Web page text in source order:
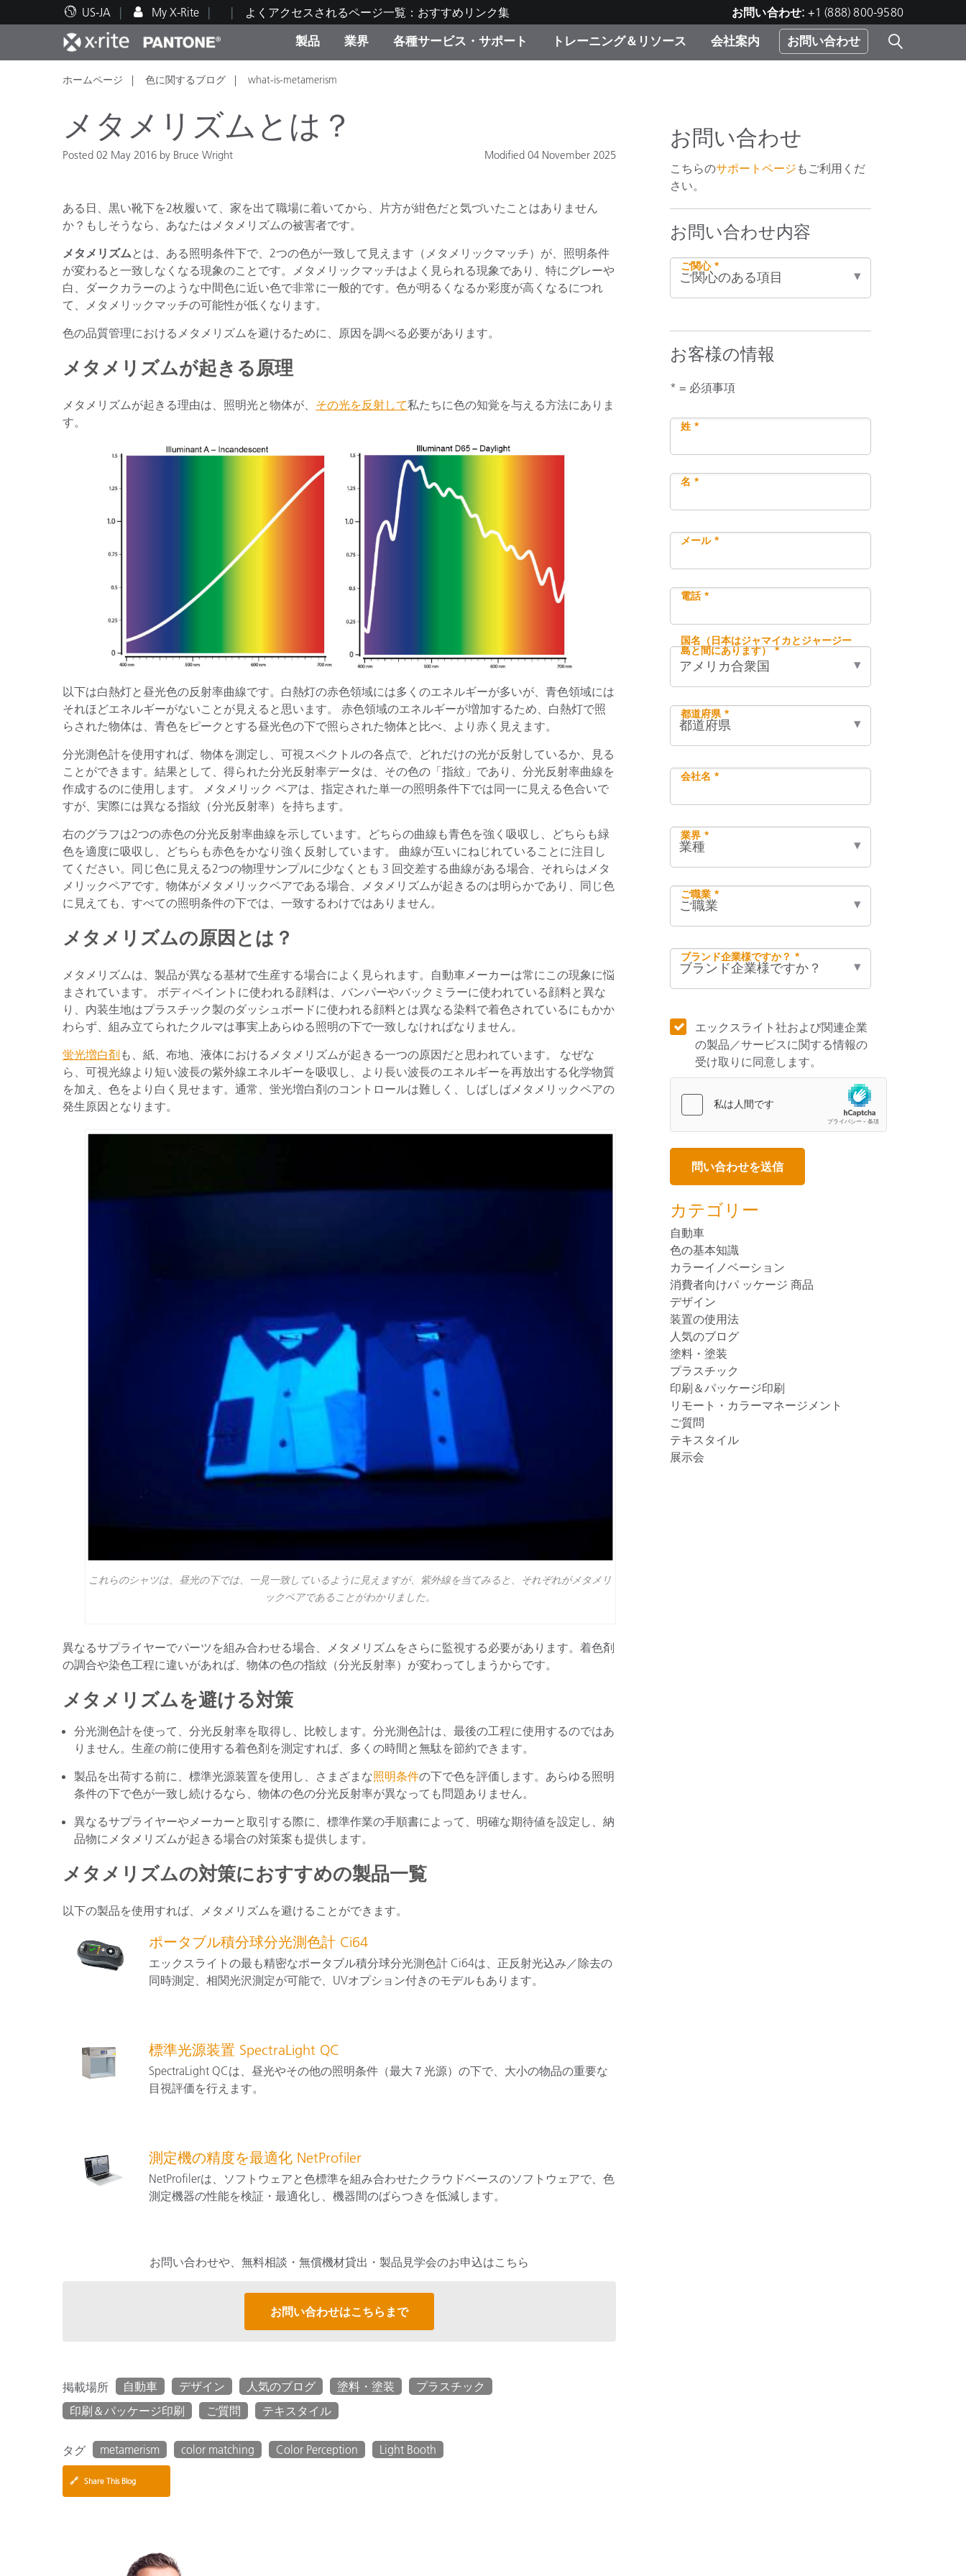
US-JA My X-Rite よくアクセスされるページ一覧：おすすめリンク集 お問い合わせ: +1 (888) 800-9580
製品
人気製品ランキング カテゴリ別
業界
印刷＆パッケージ印刷
自動車
プラスチック
塗料・塗装
テキスタイル
化粧品メーカー
食品の測色
ライフサイエンス
耐久消費財
各種サービス・サポート
テクニカルサポート 修理の流れ・サービス一覧
トレーニング＆リソース
教育関連資料 トレーニング
その他のリソース
会社案内 お問い合わせ
ホームページ 色に関するブログ what-is-metamerism
メタメリズムとは？
Posted 02 May 2016 by Bruce Wright Modified 04 November 2025
ある日、黒い靴下を2枚履いて、家を出て職場に着いてから、片方が紺色だと気づいたことはありません
か？もしそうなら、あなたはメタメリズムの被害者です。
メタメリズムとは、ある照明条件下で、2つの色が一致して見えます（メタメリックマッチ）が、照明条件
が変わると一致しなくなる現象のことです。メタメリックマッチはよく見られる現象であり、特にグレーや
白、ダークカラーのような中間色に近い色で非常に一般的です。色が明るくなるか彩度が高くなるにつれ
て、メタメリックマッチの可能性が低くなります。
色の品質管理におけるメタメリズムを避けるために、原因を調べる必要があります。
メタメリズムが起きる原理
メタメリズムが起きる理由は、照明光と物体が、 その光を反射して私たちに色の知覚を与える方法にありま
す。
以下は白熱灯と昼光色の反射率曲線です。白熱灯の赤色領域には多くのエネルギーが多いが、青色領域には
それほどエネルギーがないことが見えると思います。 赤色領域のエネルギーが増加するため、白熱灯で照
らされた物体は、青色をピークとする昼光色の下で照らされた物体と比べ、より赤く見えます。
分光測色計を使用すれば、物体を測定し、可視スペクトルの各点で、どれだけの光が反射しているか、見る
ことができます。結果として、得られた分光反射率データは、その色の「指紋」であり、分光反射率曲線を
作成するのに使用します。 メタメリック ペアは、指定された単一の照明条件下では同一に見える色合いで
すが、実際には異なる指紋（分光反射率）を持ちます。
右のグラフは2つの赤色の分光反射率曲線を示しています。どちらの曲線も青色を強く吸収し、どちらも緑
色を適度に吸収し、どちらも赤色をかなり強く反射しています。 曲線が互いにねじれていることに注目し
てください。同じ色に見える2つの物理サンプルに少なくとも 3 回交差する曲線がある場合、それらはメタ
メリックペアです。物体がメタメリックペアである場合、メタメリズムが起きるのは明らかであり、同じ色
に見えても、すべての照明条件の下では、一致するわけではありません。
メタメリズムの原因とは？
メタメリズムは、製品が異なる基材で生産する場合によく見られます。自動車メーカーは常にこの現象に悩
まされています。 ボディペイントに使われる顔料は、バンパーやバックミラーに使われている顔料と異な
り、内装生地はプラスチック製のダッシュボードに使われる顔料とは異なる染料で着色されているにもかか
わらず、組み立てられたクルマは事実上あらゆる照明の下で一致しなければなりません。
蛍光増白剤 も、紙、布地、液体におけるメタメリズムが起きる一つの原因だと思われています。 なぜな
ら、可視光線より短い波長の紫外線エネルギーを吸収し、より長い波長のエネルギーを再放出する化学物質
を加え、色をより白く見せます。通常、蛍光増白剤のコントロールは難しく、しばしばメタメリックペアの
発生原因となります。
これらのシャツは、昼光の下では、一見一致しているように見えますが、紫外線を当てみると、それぞれがメタメリ
ックペアであることがわかりました。
異なるサプライヤーでパーツを組み合わせる場合、メタメリズムをさらに監視する必要があります。着色剤
の調合や染色工程に違いがあれば、物体の色の指紋（分光反射率）が変わってしまうからです。
メタメリズムを避ける対策
分光測色計を使って、分光反射率を取得し、比較します。分光測色計は、最後の工程に使用するのではあ
りません。生産の前に使用する着色剤を測定すれば、多くの時間と無駄を節約できます。
製品を出荷する前に、標準光源装置を使用し、さまざまな照明条件の下で色を評価します。あらゆる照明
条件の下で色が一致し続けるなら、物体の色の分光反射率が異なっても問題ありません。
異なるサプライヤーやメーカーと取引する際に、標準作業の手順書によって、明確な期待値を設定し、納
品物にメタメリズムが起きる場合の対策案も提供します。
メタメリズムの対策におすすめの製品一覧
以下の製品を使用すれば、メタメリズムを避けることができます。
ポータブル積分球分光測色計 Ci64
エックスライトの最も精密なポータブル積分球分光測色計 Ci64は、正反射光込み／除去の
同時測定、相関光沢測定が可能で、UVオプション付きのモデルもあります。
標準光源装置 SpectraLight QC
SpectraLight QCは、昼光やその他の照明条件（最大７光源）の下で、大小の物品の重要な
目視評価を行えます。
測定機の精度を最適化 NetProfiler
NetProfilerは、ソフトウェアと色標準を組み合わせたクラウドベースのソフトウェアで、色
測定機器の性能を検証・最適化し、機器間のばらつきを低減します。
お問い合わせや、無料相談・無償機材貸出・製品見学会のお申込はこちら
お問い合わせはこちらまで
掲載場所 自動車 デザイン 人気のブログ 塗料・塗装
プラスチック
印刷＆パッケージ印刷
ご質問 テキスタイル
タグ metamerism color matching Color Perception Light Booth
🔗 Share This Blog
お問い合わせ
こちらのサポートページ もご利用くだ
さい。
お問い合わせ内容
ご関心 *
お客様の情報
* = 必須事項
姓 *
名 *
メール *
電話 *
国名（日本はジャマイカとジャージー
島と間にあります） *
都道府県 *
会社名 *
業界 *
ご職業 *
ブランド企業様ですか？ *
エックスライト社および関連企業
の製品／サービスに関する情報の
受け取りに同意します。
カテゴリー
自動車
色の基本知識
カラーイノベーション
消費者向けパ ッケージ 商品
デザイン
装置の使用法
人気のブログ
塗料・塗装
プラスチック
印刷＆パッケージ印刷
リモート・カラーマネージメント
ご質問
テキスタイル
展示会